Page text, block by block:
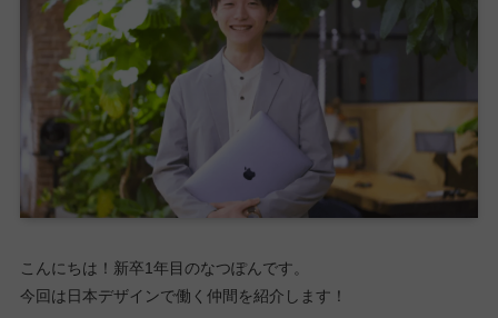
こんにちは！新卒1年目のなつぽんです。
今回は日本デザインで働く仲間を紹介します！